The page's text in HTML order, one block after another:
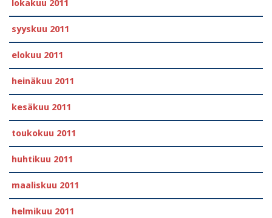
lokakuu 2011
syyskuu 2011
elokuu 2011
heinäkuu 2011
kesäkuu 2011
toukokuu 2011
huhtikuu 2011
maaliskuu 2011
helmikuu 2011